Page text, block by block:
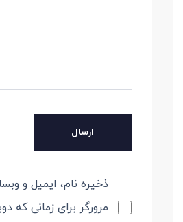
ذخیره نام، ایمیل و
مرورگر برای زمانی که